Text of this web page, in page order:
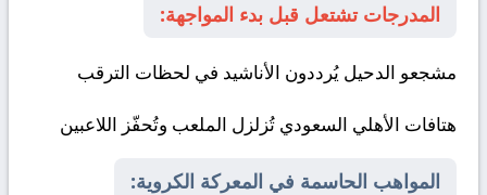
المدرجات تشتعل قبل بدء المواجهة:
مشجعو الدحيل يُرددون الأناشيد في لحظات الترقب
هتافات الأهلي السعودي تُزلزل الملعب وتُحفّز اللاعبين
المواهب الحاسمة في المعركة الكروية: